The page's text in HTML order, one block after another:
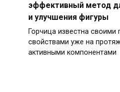
эффективный метод
и улучшения фигуры
Горчица известна своими
свойствами уже на
активными компонентами